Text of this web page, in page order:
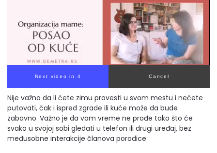
Next video in 3 Cancel
Nije važno da li ćete zimu provesti u svom mestu i nećete
putovati, čak i ispred zgrade ili kuće može da bude
zabavno. Važno je da vam vreme ne prođe tako što će
svako u svojoj sobi gledati u telefon ili drugi uređaj, bez
međusobne interakcije članova porodice.